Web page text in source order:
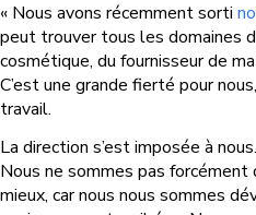
« Nous avons récemment sorti
peut trouver tous les domaines
cosmétique, du fournisseur de
C’est une grande fierté pour
travail.
La direction s’est imposée à
Nous ne sommes pas forcément
mieux, car nous nous sommes